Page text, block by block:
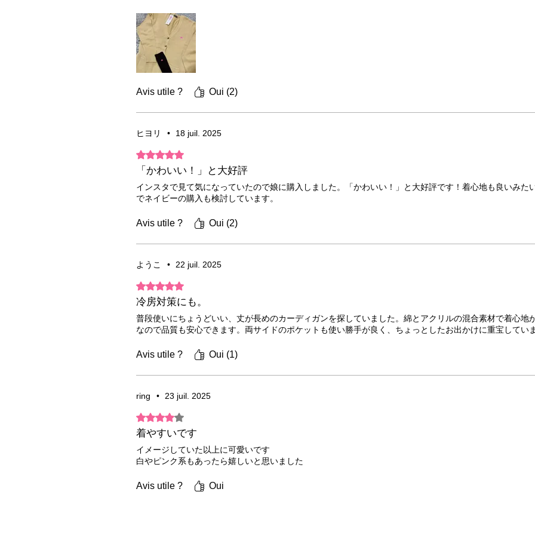
Avis utile ? Oui (2)
ヒヨリ • 18 juil. 2025
Noté 5 sur 5.
「かわいい！」と大好評
インスタで見て気になっていたので娘に購入しました。「かわいい！」と大好評です！着心地も良いみた
でネイビーの購入も検討しています。
Avis utile ? Oui (2)
ようこ • 22 juil. 2025
Noté 5 sur 5.
冷房対策にも。
普段使いにちょうどいい、丈が長めのカーディガンを探していました。綿とアクリルの混合素材で着心地
なので品質も安心できます。両サイドのポケットも使い勝手が良く、ちょっとしたお出かけに重宝していま
Avis utile ? Oui (1)
ring • 23 juil. 2025
Noté 4 sur 5.
着やすいです
イメージしていた以上に可愛いです
白やピンク系もあったら嬉しいと思いました
Avis utile ? Oui